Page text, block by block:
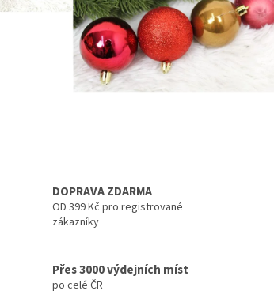
DOPRAVA ZDARMA
OD 399 Kč pro registrované
zákazníky
Přes 3000 výdejních míst
po celé ČR